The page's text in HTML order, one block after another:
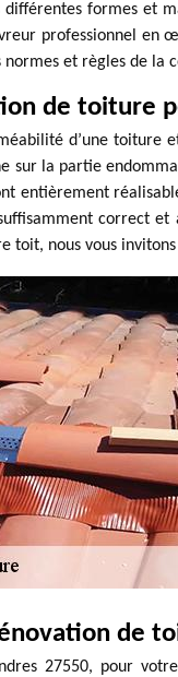
différentes formes et
professionnel en
normes et règles de la
de toiture
d’une toiture
sur la partie
entièrement
correct
toit, nous vous
de
27550, pour